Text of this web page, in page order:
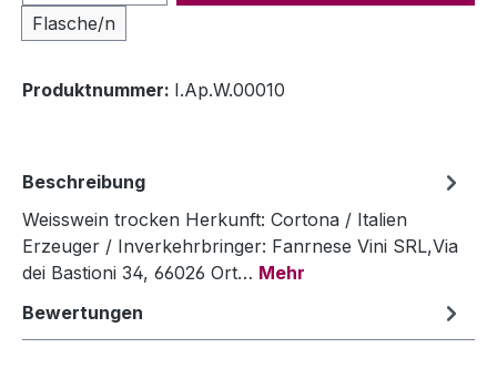
Flasche/n
Produktnummer: I.Ap.W.00010
Beschreibung
Weisswein trocken Herkunft: Cortona / Italien
Erzeuger / Inverkehrbringer: Fanrnese Vini SRL,Via
dei Bastioni 34, 66026 Ort… Mehr
Bewertungen